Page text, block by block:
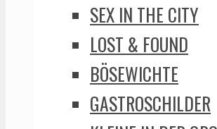
SEX IN THE CITY
LOST & FOUND
BÖSEWICHTE
GASTROSCHILDER